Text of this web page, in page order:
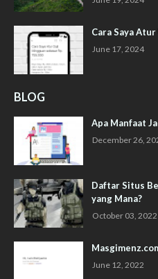
Cara Saya
June 17, 2024
BLOG
Apa Manfaat
December 26,
Daftar Situs
yang Mana?
October 03, 2022
June 12, 2022